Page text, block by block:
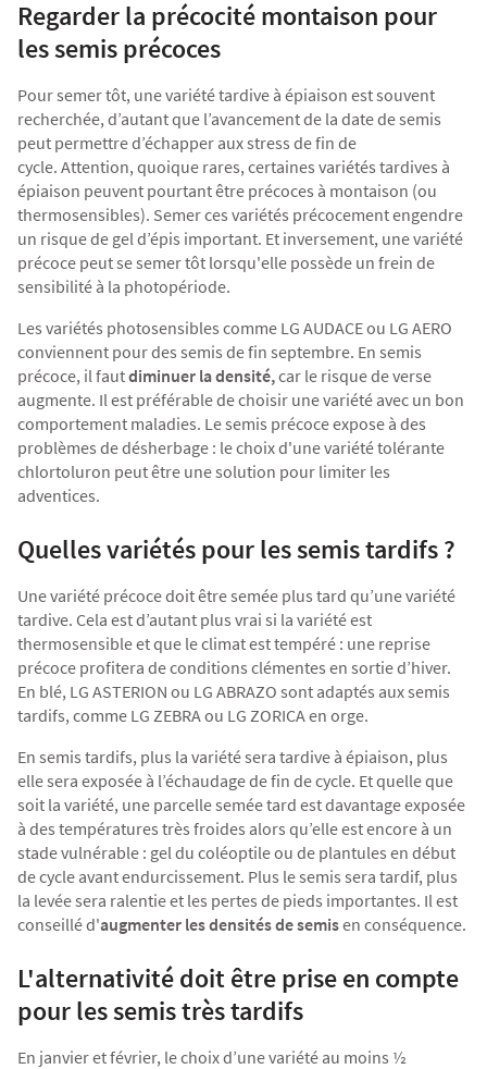
Regarder la précocité montaison pour
les semis précoces
Pour semer tôt, une variété tardive à épiaison est souvent
recherchée, d’autant que l’avancement de la date de semis
peut permettre d’échapper aux stress de fin de
cycle. Attention, quoique rares, certaines variétés tardives à
épiaison peuvent pourtant être précoces à montaison (ou
thermosensibles). Semer ces variétés précocement engendre
un risque de gel d’épis important. Et inversement, une variété
précoce peut se semer tôt lorsqu'elle possède un frein de
sensibilité à la photopériode.
Les variétés photosensibles comme LG AUDACEou LG AERO
conviennent pour des semis de fin septembre. En semis
précoce, il fautdiminuer la densité,car le risque de verse
augmente. Il est préférable de choisir une variété avec un bon
comportement maladies. Le semis précoce expose à des
problèmes de désherbage : le choix d'unevariété tolérante
chlortoluron peut être une solution pour limiter les
adventices.
Quelles variétés pour les semis tardifs ?
Une variété précoce doit être semée plus tard qu’une variété
tardive. Cela est d’autant plus vrai si la variété est
thermosensible et que le climat est tempéré : une reprise
précoce profitera de conditions clémentes en sortie d’hiver.
En blé, LG ASTERION ou LG ABRAZO sont adaptés aux semis
tardifs, comme LG ZEBRA ou LG ZORICA en orge.
En semis tardifs, plus la variété sera tardive à épiaison, plus
elle sera exposée à l’échaudage de fin de cycle. Et quelle que
soit la variété, une parcelle semée tard est davantage exposée
à des températures très froides alors qu’elle est encore à un
stade vulnérable : gel du coléoptile ou de plantules en début
de cycle avant endurcissement. Plus le semis sera tardif, plus
la levée sera ralentie et les pertes de pieds importantes. Il est
conseillé d'augmenter les densités de semisen conséquence.
L'alternativité doit être prise en compte
pour les semis très tardifs
En janvier et février, le choix d’une variété au moins ½